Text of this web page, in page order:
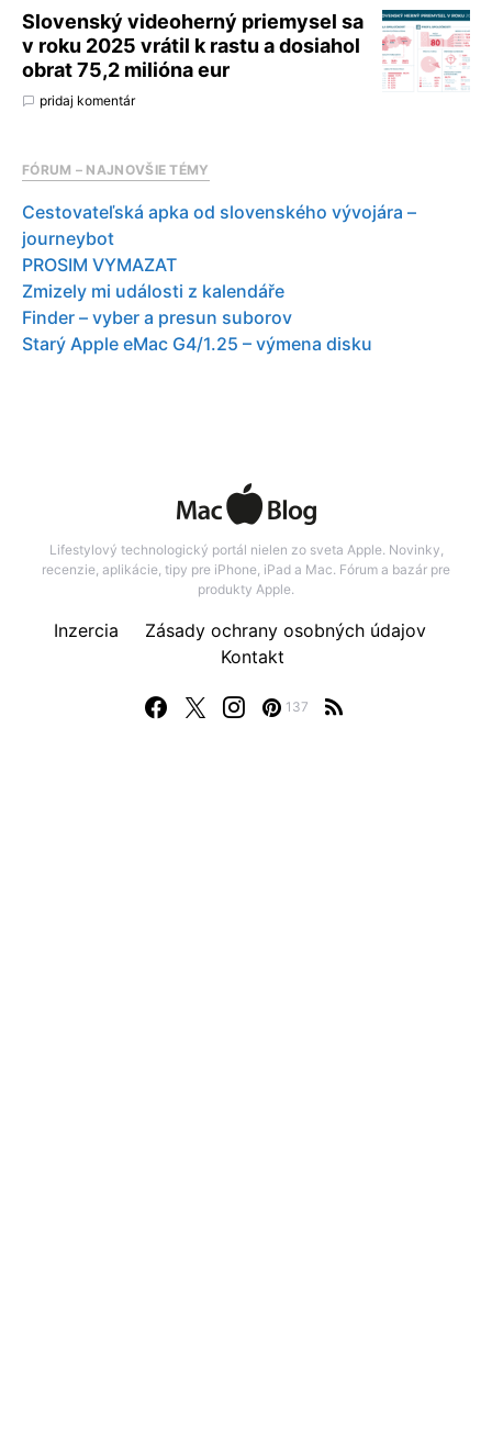
Slovenský videoherný priemysel sa
v roku 2025 vrátil k rastu a dosiahol
obrat 75,2 milióna eur
pridaj komentár
FÓRUM – NAJNOVŠIE TÉMY
Cestovateľská apka od slovenského vývojára –
journeybot
PROSIM VYMAZAT
Zmizely mi události z kalendáře
Finder – vyber a presun suborov
Starý Apple eMac G4/1.25 – výmena disku
Lifestylový technologický portál nielen zo sveta Apple. Novinky,
recenzie, aplikácie, tipy pre iPhone, iPad a Mac. Fórum a bazár pre
produkty Apple.
137
Inzercia
Zásady ochrany osobných údajov
Kontakt